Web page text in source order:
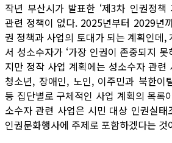
작년 부산시가 발표한 ‘제3차 인권정책
관련 정책이 없다. 2025년부터 2029년
권 정책과 사업의 토대가 되는 계획인데,
서 성소수자가 ‘가장 인권이 존중되지
지만 정작 사업 계획에는 성소수자 관련
청소년, 장애인, 노인, 이주민과 북한이
등 집단별로 구체적인 사업 계획의 목록
소수자 관련 사업은 시민 대상 인권실
인권문화행사에 주제로 포함하겠다는 것